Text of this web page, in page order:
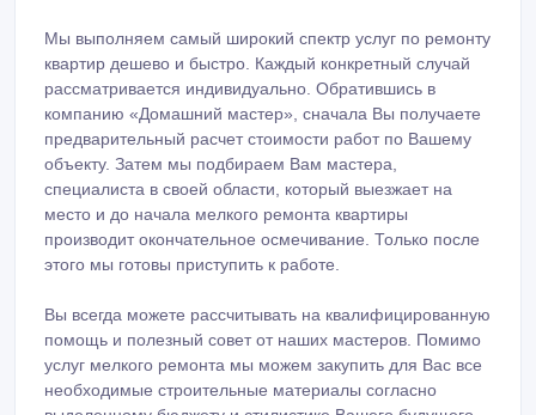
Мы выполняем самый широкий спектр услуг по ремонту
квартир дешево и быстро. Каждый конкретный случай
рассматривается индивидуально. Обратившись в
компанию «Домашний мастер», сначала Вы получаете
предварительный расчет стоимости работ по Вашему
объекту. Затем мы подбираем Вам мастера,
специалиста в своей области, который выезжает на
место и до начала мелкого ремонта квартиры
производит окончательное осмечивание. Только после
этого мы готовы приступить к работе.
Вы всегда можете рассчитывать на квалифицированную
помощь и полезный совет от наших мастеров. Помимо
услуг мелкого ремонта мы можем закупить для Вас все
необходимые строительные материалы согласно